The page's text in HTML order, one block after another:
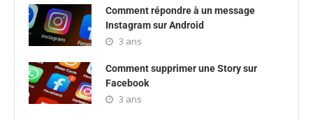
Comment répondre à un message
Instagram sur Android
3 ans
Comment supprimer une Story sur
Facebook
3 ans